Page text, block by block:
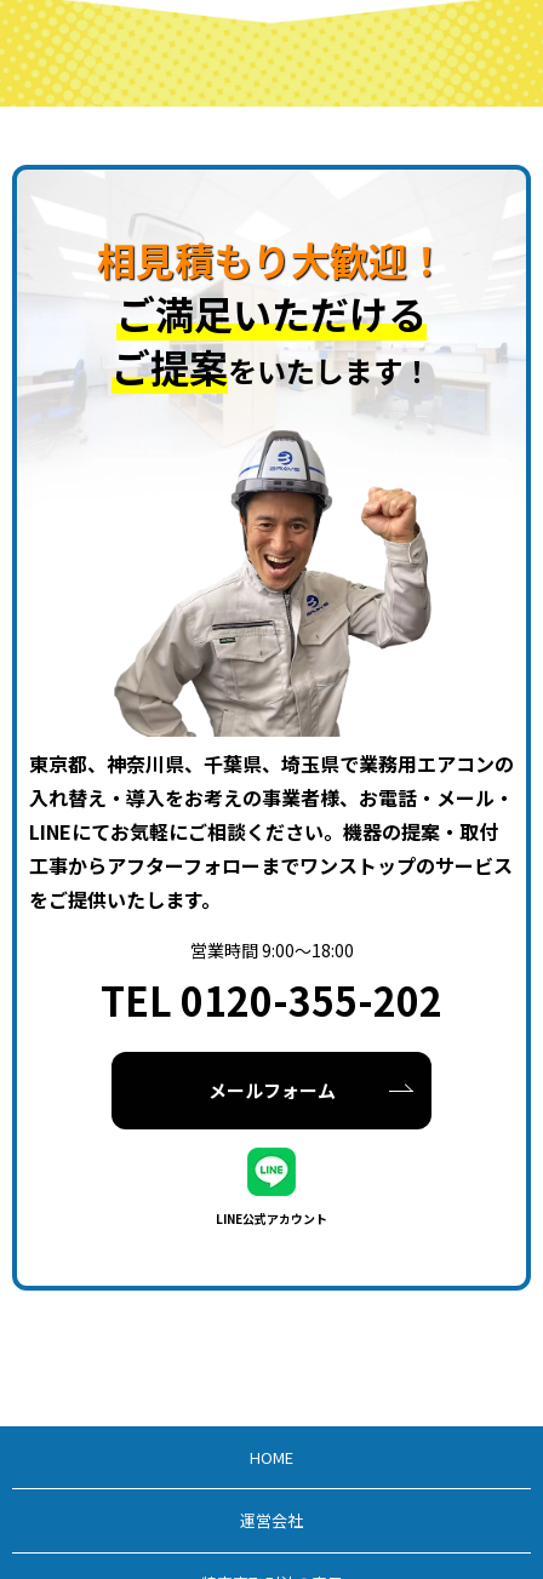
相見積もり大歓迎！
ご満足いただける
ご提案をいたします！
東京都、神奈川県、千葉県、埼玉県で業務用エアコンの
入れ替え・導入をお考えの事業者様、お電話・メール・
LINEにてお気軽にご相談ください。機器の提案・取付
工事からアフターフォローまでワンストップのサービス
をご提供いたします。
営業時間 9:00～18:00
TEL 0120-355-202
メールフォーム
LINE公式アカウント
HOME
運営会社